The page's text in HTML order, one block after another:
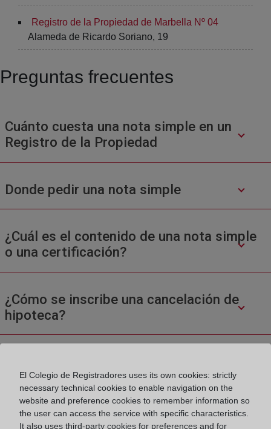
Registro de la Propiedad de Marbella Nº 04
Alameda de Ricardo Soriano, 19
Preguntas frecuentes
Cuánto cuesta una nota simple en un
Registro de la Propiedad
Donde pedir una nota simple
¿Cuál es el contenido de una nota simple
o una certificación?
¿Cómo se inscribe una cancelación de
hipoteca?
El Colegio de Registradores uses its own cookies: strictly
necessary technical cookies to enable navigation on the
website and preference cookies to remember information so
the user can access the service with specific characteristics.
It also uses third-party cookies for preferences and for